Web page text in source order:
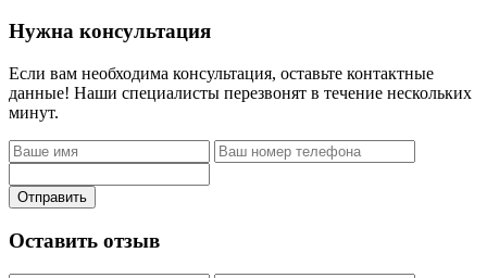
Нужна консультация
Если вам необходима консультация, оставьте контактные
данные! Наши специалисты перезвонят в течение нескольких
минут.
Отправить
Оставить отзыв